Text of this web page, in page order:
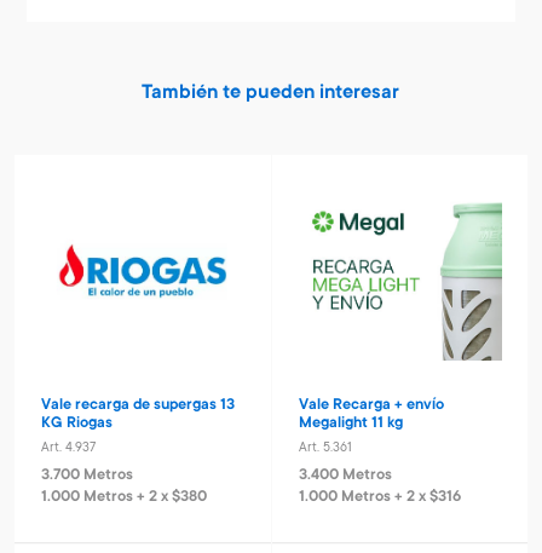
También te pueden interesar
Vale recarga de supergas 13
KG Riogas
Art. 4.937
3.700 Metros
1.000 Metros + 2 x $380
Vale Recarga + envío
Megalight 11 kg
Art. 5.361
3.400 Metros
1.000 Metros + 2 x $316